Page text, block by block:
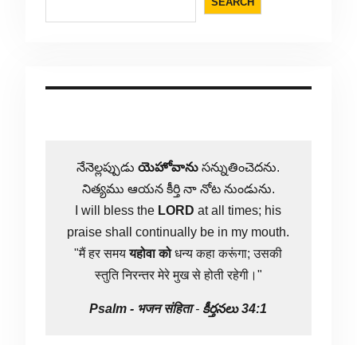
నేనెల్లప్పుడుయెహోవాను సన్నుతించెదను.
నిత్యము ఆయన కీర్తి నా నోట నుండును.
I will bless the LORD at all times; his
praise shall continually be in my mouth.
"मैं हर समययहोवा कोधन्य कहा करूंगा; उसकी
स्तुति निरन्तर मेरे मुख से होती रहेगी।"
Psalm - भजन संहिता- కీర్తనలు 34:1